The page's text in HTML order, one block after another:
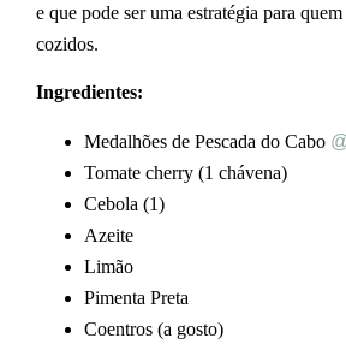
e que pode ser uma estratégia para
cozidos.
Ingredientes:
Medalhões de Pescada do Cabo
Tomate cherry (1 chávena)
Cebola (1)
Azeite
Limão
Pimenta Preta
Coentros (a gosto)